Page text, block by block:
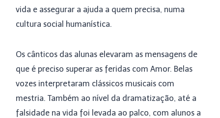
vida e assegurar a ajuda a quem precisa, numa
cultura social humanística.
Os cânticos das alunas elevaram as mensagens de
que é preciso superar as feridas com Amor. Belas
vozes interpretaram clássicos musicais com
mestria. Também ao nível da dramatização, até a
falsidade na vida foi levada ao palco, com alunos a